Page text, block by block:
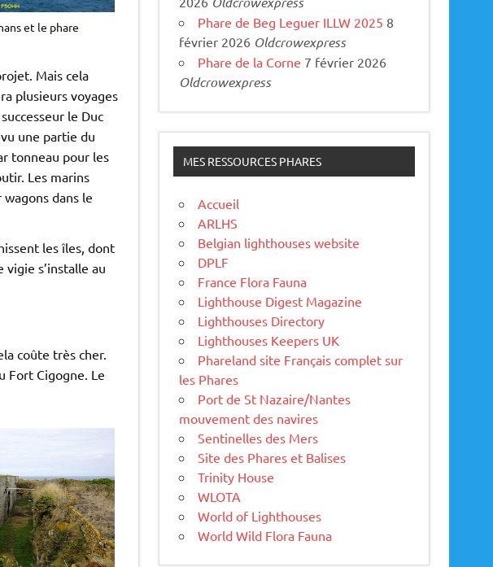
et le phare
Mais cela
plusieurs voyages
le Duc
une partie du
tonneau pour les
Les marins
dans le
les îles, dont
s’installe au
coûte très cher.
Fort Cigogne. Le
Phare de Beg Leguer ILLW 2025 8
février 2026 Oldcrowexpress
Phare de la Corne 7 février 2026
Oldcrowexpress
MES RESSOURCES PHARES
Accueil
ARLHS
Belgian lighthouses website
DPLF
France Flora Fauna
Lighthouse Digest Magazine
Lighthouses Directory
Lighthouses Keepers UK
Phareland site Français complet sur
les Phares
Port de St Nazaire/Nantes
mouvement des navires
Sentinelles des Mers
Site des Phares et Balises
Trinity House
WLOTA
World of Lighthouses
World Wild Flora Fauna